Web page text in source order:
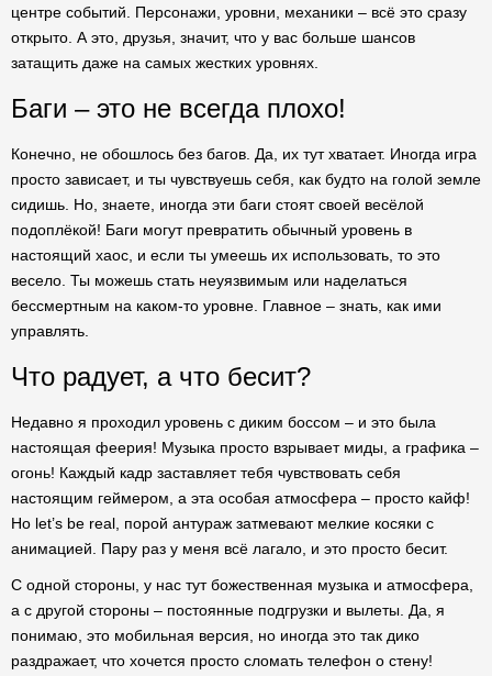
центре событий. Персонажи, уровни, механики – всё это сразу
открыто. А это, друзья, значит, что у вас больше шансов
затащить даже на самых жестких уровнях.
Баги – это не всегда плохо!
Конечно, не обошлось без багов. Да, их тут хватает. Иногда игра
просто зависает, и ты чувствуешь себя, как будто на голой земле
сидишь. Но, знаете, иногда эти баги стоят своей весёлой
подоплёкой! Баги могут превратить обычный уровень в
настоящий хаос, и если ты умеешь их использовать, то это
весело. Ты можешь стать неуязвимым или наделаться
бессмертным на каком-то уровне. Главное – знать, как ими
управлять.
Что радует, а что бесит?
Недавно я проходил уровень с диким боссом – и это была
настоящая феерия! Музыка просто взрывает миды, а графика –
огонь! Каждый кадр заставляет тебя чувствовать себя
настоящим геймером, а эта особая атмосфера – просто кайф!
Но let’s be real, порой антураж затмевают мелкие косяки с
анимацией. Пару раз у меня всё лагало, и это просто бесит.
С одной стороны, у нас тут божественная музыка и атмосфера,
а с другой стороны – постоянные подгрузки и вылеты. Да, я
понимаю, это мобильная версия, но иногда это так дико
раздражает, что хочется просто сломать телефон о стену!